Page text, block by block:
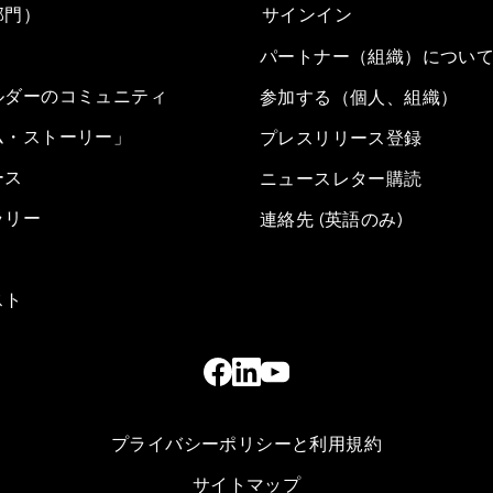
）
ーのコミュニティ
ストーリー」
リー
サインイン
パートナー（組織）につい
参加する（個人、組織）
プレスリリース登録
ニュースレター購読
連絡先 (英語のみ)
プライバシーポリシーと利用規約
サイトマップ